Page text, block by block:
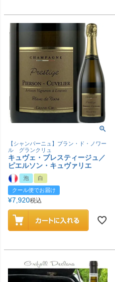
【シャンパーニュ】ブラン・ド・ノワー
ル グランクリュ
キュヴェ・プレスティージュ／
ピエルソン・キュヴァリエ
泡
白
クール便でお届け
¥7,920税込